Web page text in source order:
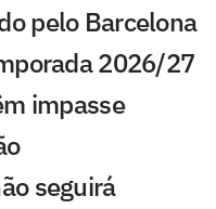
pelo Barcelona
2026/27
impasse
seguirá